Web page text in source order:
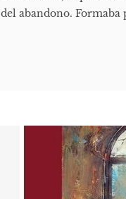
del abandono. Formaba